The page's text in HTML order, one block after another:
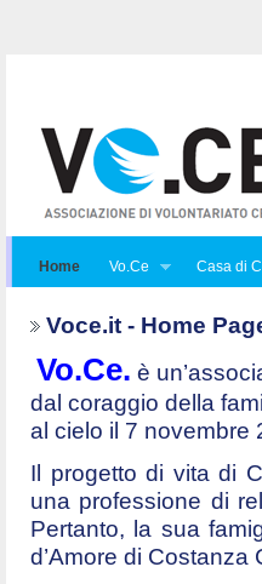
Home Vo.Ce Casa di
Voce.it - Home
Vo.Ce. è
dal coraggio della
al cielo il 7 novembre
Il progetto di vita di
una professione di
Pertanto, la sua
d’Amore di